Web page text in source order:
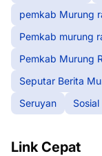
pemkab Murung
Pemkab murung
Pemkab Murung
Seputar Berita
Seruyan
Sosial
Link Cepat